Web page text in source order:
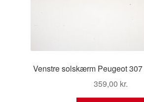
Venstre solskærm Peugeot
359,00 kr.